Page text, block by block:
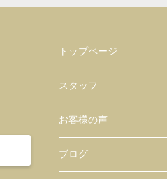
トップページ
スタッフ
お客様の声
ブログ